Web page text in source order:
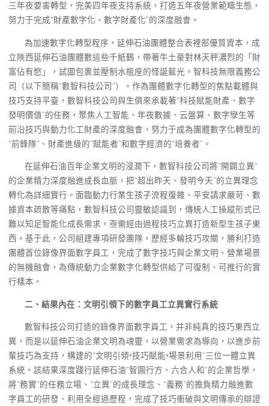
三年夜要害轉型，完美四年夜支持系統，打造五年夜營業範疇生態，
努力于完成“財產數字化、數字財產化”的深度融會。
為加速數字化轉型程序，延伸石油團體整合表裡部優質資本，成
立陜西延伸石油團體數這些千紙鶴，帶著牛土豪對林天秤濃烈的「財
富佔有慾」，試圖包裹並壓制水瓶座的怪誕藍光。智科技無限義務公
司（以下簡稱“數智科技公司”）。作為團體數字化轉型的焦點載體與
技巧支持平臺，數智科技公司與生俱來承載著“科技賦能財產、數字
發明價值”的任務，聚焦人工智能、年夜數據、云盤算、數字孿生等
前沿技巧與動力化工財產的深度融會，努力于成為團體數字化轉型的
“前鋒隊”、財產進級的“賦能者”和數字經濟的“培養者”。
在延伸石油百年企業文明的浸潤下，數智科技公司將“開闢立異”
的企業精力深度融進成長血脈，把“超出昨天、發明今天”的立異理念
轉化為詳細實行。面臨動力行業生孩子流程復雜、平安請求嚴苛、數
據資本疏散等痛點，數智科技公司靈敏認識到，傳統人工操縱形式已
難以知足智能化成長需求，亟需經由過程技巧立異打造新型生孩子東
西。基于此，公司組建專項研發團隊，歷經多輪技巧攻關，勝利打造
團體首位錄像界面數字員工，完成了數字技巧與企業文明、營業場景
的無機融會，為傳統動力企業數字化轉型供給了可復制、可推行的實
行樣本。
二、結果內在：文明引領下的數字員工立異實行系統
數智科技公司打造的錄像界面數字員工，并非純真的技巧東西立
異，而是以延伸石油企業文明為魂靈，以營業需求為導向，以進步前
輩技巧為支持，構建的“文明引領+技巧賦能+場景利用”三位一體立異
系統。該結果深度踐行延伸石油“智圓行方、六合人和”的企業哲學，
將“務實”的任務立場、“立異”的成長理念、“義務”的擔負精力融進數
字員工的研發、利用全經過歷程，完成了技巧衝破與文明傳承的辯證